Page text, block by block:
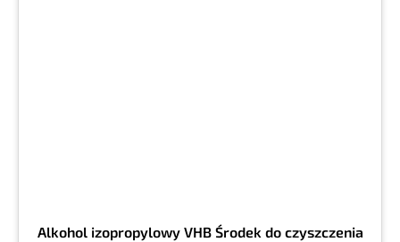
Alkohol izopropylowy VHB Środek do czyszczenia